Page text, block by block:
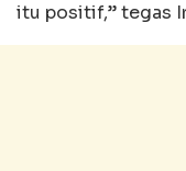
itu positif,” tegas